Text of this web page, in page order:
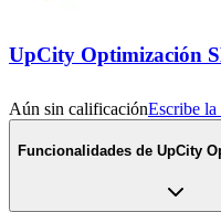
UpCity Optimización
Aún sin calificaciónEscribe la
Funcionalidades de UpCity